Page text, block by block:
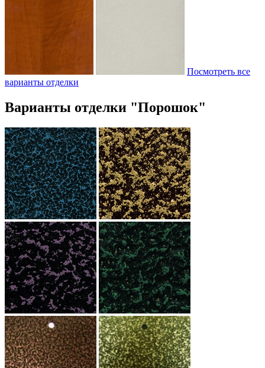
Посмотреть все
варианты отделки
Варианты отделки "Порошок"